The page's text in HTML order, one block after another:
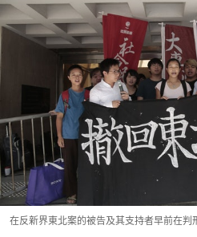
在反新界東北案的被告及其支持者早前在判